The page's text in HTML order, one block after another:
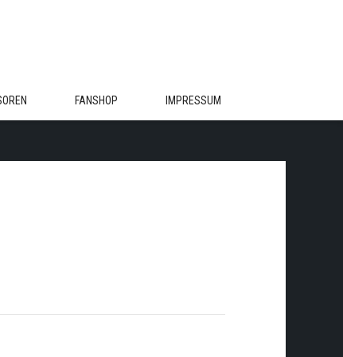
FANSHOP IMPRESSUM